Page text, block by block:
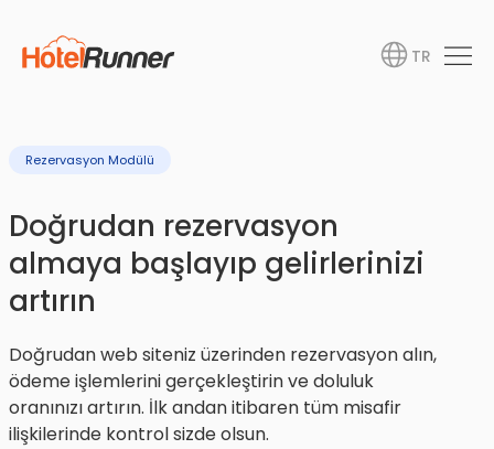
TR
Rezervasyon Modülü
Doğrudan rezervasyon
almaya başlayıp gelirlerinizi
artırın
Doğrudan web siteniz üzerinden rezervasyon alın,
ödeme işlemlerini gerçekleştirin ve doluluk
oranınızı artırın. İlk andan itibaren tüm misafir
ilişkilerinde kontrol sizde olsun.